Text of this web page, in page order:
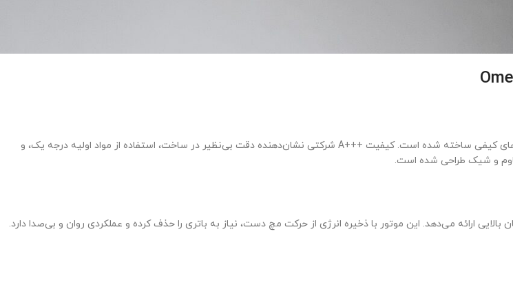
ساعت امگا مردانه سیمستر سیلور صفحه سرمه ای Omega Seamaster S1438 با بالاترین استانداردهای کیفی ساخته شده است. کیفیت +++A شرکتی نشان‌دهنده دقت بی‌نظیر در ساخت، استفاده از مواد اولیه درجه یک، و
و شیک طراحی شده است.
ارائه می‌دهد. این موتور با ذخیره انرژی از حرکت مچ دست، نیاز به باتری را حذف کرده و عملکردی روان و بی‌صدا دارد.